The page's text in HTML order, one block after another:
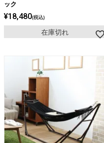
ック
¥18,480 税込
在庫切れ